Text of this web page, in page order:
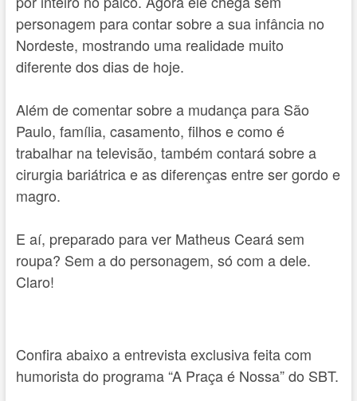
personagem para contar sobre a sua infância no
Nordeste, mostrando uma realidade muito
diferente dos dias de hoje.
Além de comentar sobre a mudança para São
Paulo, família, casamento, filhos e como é
trabalhar na televisão, também contará sobre a
cirurgia bariátrica e as diferenças entre ser gordo e
magro.
E aí, preparado para ver Matheus Ceará sem
roupa? Sem a do personagem, só com a dele.
Claro!
Confira abaixo a entrevista exclusiva feita com
humorista do programa “A Praça é Nossa” do SBT.